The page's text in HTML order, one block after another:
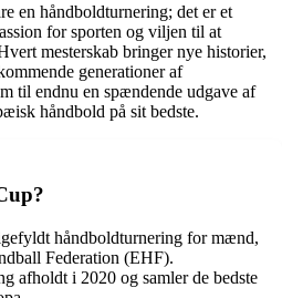
en håndboldturnering; det er et
for sporten og viljen til at
mesterskab bringer nye historier,
generationer af
til endnu en spændende udgave af
håndbold på sit bedste.
håndboldturnering for mænd,
Federation (EHF).
afholdt i 2020 og samler de bedste